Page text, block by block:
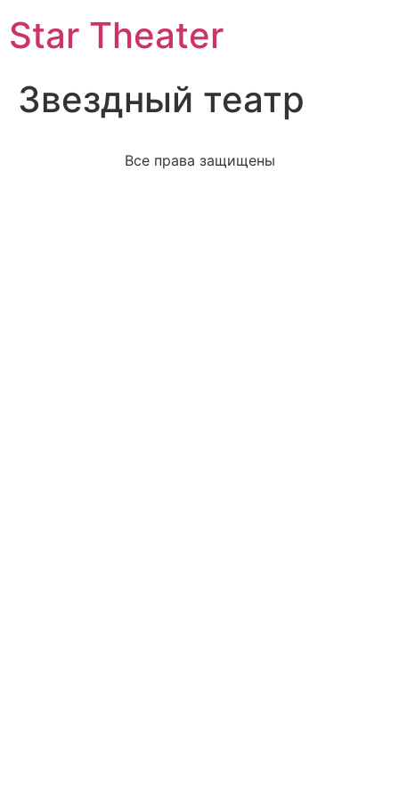
Star Theater
Звездный театр
Все права защищены